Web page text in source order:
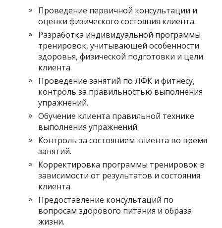
Проведение первичной консультации и
оценки физического состояния клиента.
Разработка индивидуальной программы
тренировок, учитывающей особенности
здоровья, физической подготовки и цели
клиента.
Проведение занятий по ЛФК и фитнесу,
контроль за правильностью выполнения
упражнений.
Обучение клиента правильной технике
выполнения упражнений.
Контроль за состоянием клиента во время
занятий.
Корректировка программы тренировок в
зависимости от результатов и состояния
клиента.
Предоставление консультаций по
вопросам здорового питания и образа
жизни.